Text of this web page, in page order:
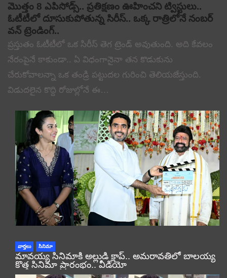
మొత్తం 8 ఎపిసోడ్స్.. ప్రతిక్షణం ఊహించని ట్విస్టులు..
ఓటీటీలో దూసుకుపోతున్న సిరీస్.. ఒక్క రాత్రిలోనే నంబర్
వన్ ట్రెండింగ్..
ప్రస్తుతం ఓటీటీలో ఒక సిరీస్ తెగ ట్రెండ్ అవుతుంది. అది కేవలం
నేరంపైనే కాకుండా.. ఏ విధంగానైనా తన కొడుకును
చేరుకోవాలన్నా ఒక తండ్రి పట్టుదల గురించి తెలియజేస్తుంది.
విడుదలైన కొద్ది రోజుల్లోనే ఈ…
వార్తలు సినిమా
మావయ్య సినిమాకి అల్లుడి క్లాప్.. అమరావతిలో బాలయ్య
కొత్త సినిమా ప్రారంభం.. వీడియో